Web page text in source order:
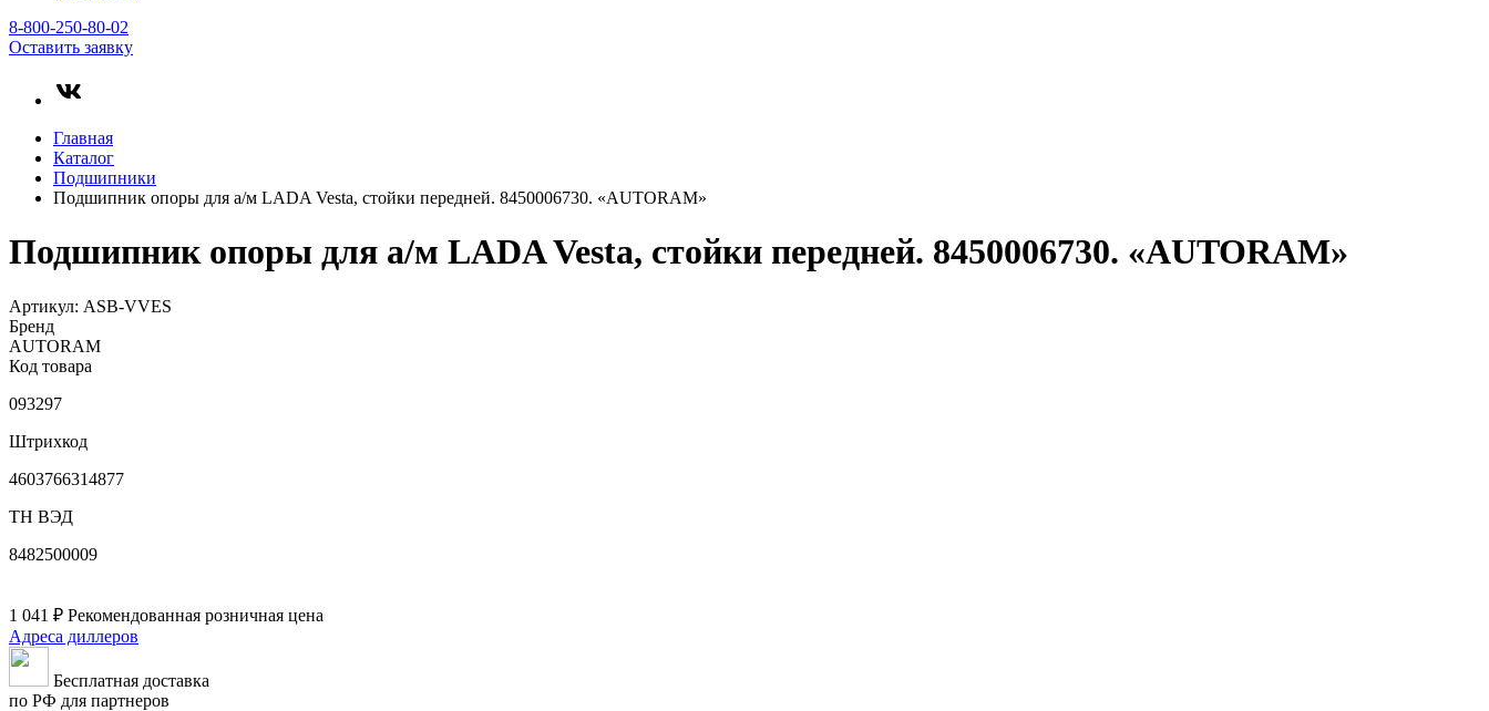
8-800-250-80-02
Оставить заявку
Главная
Каталог
Подшипники
Подшипник опоры для а/м LADA Vesta, стойки передней. 8450006730. «AUTORAM»
Подшипник опоры для а/м LADA Vesta, стойки передней. 8450006730. «AUTORAM»
Артикул: ASB-VVES
Бренд
AUTORAM
Код товара
093297
Штрихкод
4603766314877
ТН ВЭД
8482500009
1 041 ₽ Рекомендованная розничная цена
Адреса диллеров
Бесплатная доставка
по РФ для партнеров